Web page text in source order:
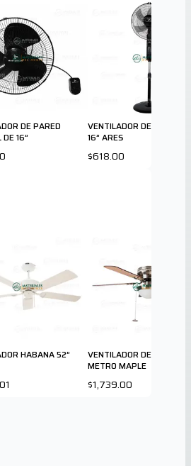
DE PARED
16”
VENTILADOR DE
16” ARES
$618.00
HABANA 52”
VENTILADOR DE TECHO
METRO MAPLE
$1,739.00